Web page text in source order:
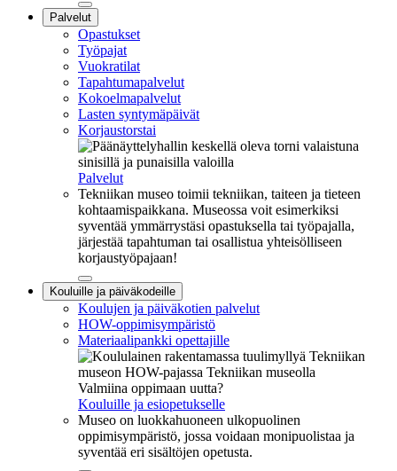
Sulje
alavalikko
Palvelut
Opastukset
Työpajat
Vuokratilat
Tapahtumapalvelut
Kokoelmapalvelut
Lasten syntymäpäivät
Korjaustorstai
Palvelut
Tekniikan museo toimii tekniikan, taiteen ja tieteen
kohtaamispaikkana. Museossa voit esimerkiksi
syventää ymmärrystäsi opastuksella tai työpajalla,
järjestää tapahtuman tai osallistua yhteisölliseen
korjaustyöpajaan!
Sulje
alavalikko
Kouluille ja päiväkodeille
Koulujen ja päiväkotien palvelut
HOW-oppimisympäristö
Materiaalipankki opettajille
Valmiina oppimaan uutta?
Kouluille ja esiopetukselle
Museo on luokkahuoneen ulkopuolinen
oppimisympäristö, jossa voidaan monipuolistaa ja
syventää eri sisältöjen opetusta.